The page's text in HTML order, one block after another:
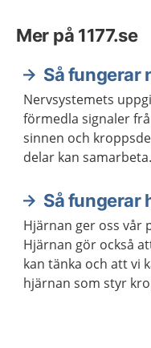
Mer på 1177.se
Så fungerar
Nervsystemets
förmedla signaler
sinnen och
delar kan samarbeta.
Så fungerar
Hjärnan ger oss vår
Hjärnan gör också
kan tänka och att vi
hjärnan som styr